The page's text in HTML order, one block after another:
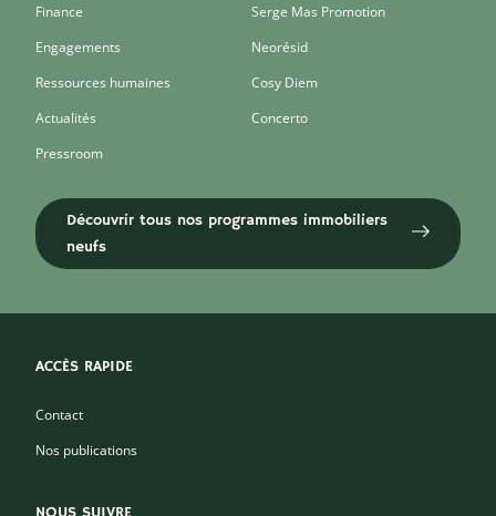
Finance
Engagements
Ressources humaines
Actualités
Pressroom
Serge Mas Promotion
Neorésid
Cosy Diem
Concerto
Découvrir tous nos programmes immobiliers
neufs
ACCÈS RAPIDE
Contact
Nos publications